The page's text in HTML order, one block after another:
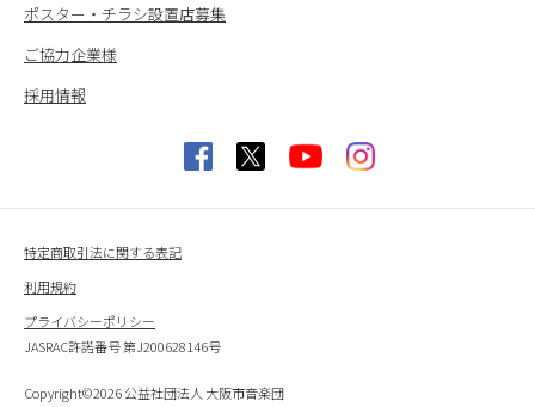
ポスター・チラシ設置店募集
ご協力企業様
採用情報
特定商取引法に関する表記
利用規約
プライバシーポリシー
JASRAC許諾番号 第J200628146号
Copyright©2026 公益社団法人 大阪市音楽団